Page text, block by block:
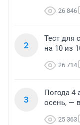
26 846
2
Тест для
на 10 из
26 714
3
Погода 4
осень, —
25 363